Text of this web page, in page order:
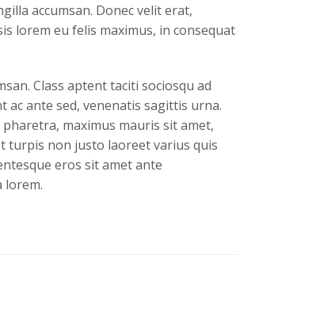
accumsan. Donec velit erat,
lorem eu felis maximus, in consequat
Class aptent taciti sociosqu ad
ante sed, venenatis sagittis urna.
maximus mauris sit amet,
turpis non justo laoreet varius quis
eros sit amet ante
lorem.